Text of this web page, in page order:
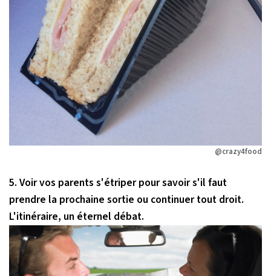
@crazy4food
5. Voir vos parents s'étriper pour savoir s'il faut
prendre la prochaine sortie ou continuer tout droit.
L'itinéraire, un éternel débat.